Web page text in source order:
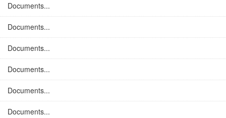
Documents...
Documents...
Documents...
Documents...
Documents...
Documents...